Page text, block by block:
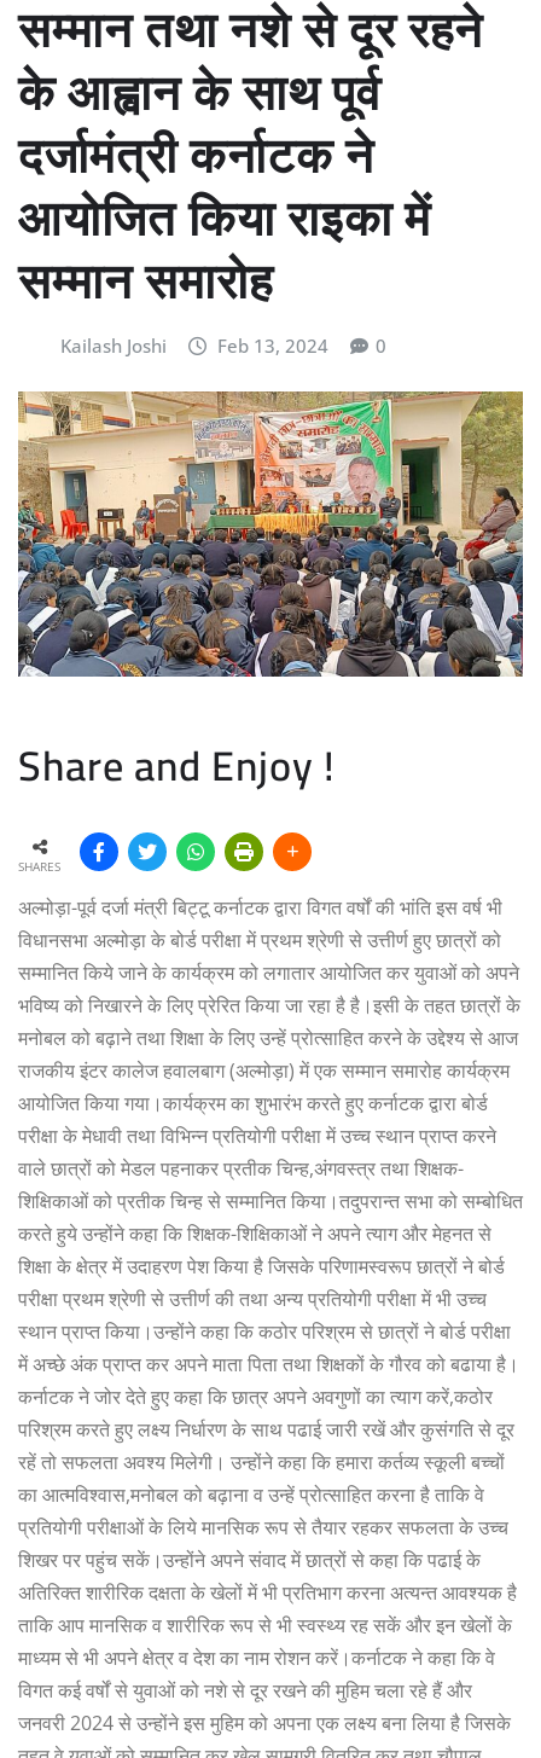
सम्मान तथा नशे से दूर रहने
के आह्वान के साथ पूर्व
दर्जामंत्री कर्नाटक ने
आयोजित किया राइका में
सम्मान समारोह
Kailash Joshi Feb 13, 2024 0
Share and Enjoy !
SHARES
अल्मोड़ा-पूर्व दर्जा मंत्री बिट्टू कर्नाटक द्वारा विगत वर्षों की भांति इस वर्ष भी
विधानसभा अल्मोड़ा के बोर्ड परीक्षा में प्रथम श्रेणी से उत्तीर्ण हुए छात्रों को
सम्मानित किये जाने के कार्यक्रम को लगातार आयोजित कर युवाओं को अपने
भविष्य को निखारने के लिए प्रेरित किया जा रहा है है।इसी के तहत छात्रों के
मनोबल को बढ़ाने तथा शिक्षा के लिए उन्हें प्रोत्साहित करने के उद्देश्य से आज
राजकीय इंटर कालेज हवालबाग (अल्मोड़ा) में एक सम्मान समारोह कार्यक्रम
आयोजित किया गया।कार्यक्रम का शुभारंभ करते हुए कर्नाटक द्वारा बोर्ड
परीक्षा के मेधावी तथा विभिन्न प्रतियोगी परीक्षा में उच्च स्थान प्राप्त करने
वाले छात्रों को मेडल पहनाकर प्रतीक चिन्ह,अंगवस्त्र तथा शिक्षक-
शिक्षिकाओं को प्रतीक चिन्ह से सम्मानित किया।तदुपरान्त सभा को सम्बोधित
करते हुये उन्होंने कहा कि शिक्षक-शिक्षिकाओं ने अपने त्याग और मेहनत से
शिक्षा के क्षेत्र में उदाहरण पेश किया है जिसके परिणामस्वरूप छात्रों ने बोर्ड
परीक्षा प्रथम श्रेणी से उत्तीर्ण की तथा अन्य प्रतियोगी परीक्षा में भी उच्च
स्थान प्राप्त किया।उन्होंने कहा कि कठोर परिश्रम से छात्रों ने बोर्ड परीक्षा
में अच्छे अंक प्राप्त कर अपने माता पिता तथा शिक्षकों के गौरव को बढाया है।
कर्नाटक ने जोर देते हुए कहा कि छात्र अपने अवगुणों का त्याग करें,कठोर
परिश्रम करते हुए लक्ष्य निर्धारण के साथ पढाई जारी रखें और कुसंगति से दूर
रहें तो सफलता अवश्य मिलेगी। उन्होंने कहा कि हमारा कर्तव्य स्कूली बच्चों
का आत्मविश्वास,मनोबल को बढ़ाना व उन्हें प्रोत्साहित करना है ताकि वे
प्रतियोगी परीक्षाओं के लिये मानसिक रूप से तैयार रहकर सफलता के उच्च
शिखर पर पहुंच सकें।उन्होंने अपने संवाद में छात्रों से कहा कि पढाई के
अतिरिक्त शारीरिक दक्षता के खेलों में भी प्रतिभाग करना अत्यन्त आवश्यक है
ताकि आप मानसिक व शारीरिक रूप से भी स्वस्थ्य रह सकें और इन खेलों के
माध्यम से भी अपने क्षेत्र व देश का नाम रोशन करें।कर्नाटक ने कहा कि वे
विगत कई वर्षों से युवाओं को नशे से दूर रखने की मुहिम चला रहे हैं और
जनवरी 2024 से उन्होंने इस मुहिम को अपना एक लक्ष्य बना लिया है जिसके